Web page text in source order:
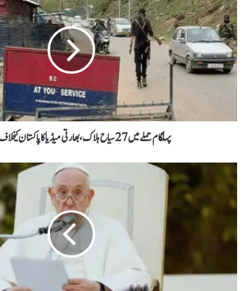
پہلگام حملے میں 27سیاح ہلاک ،بھارتی میڈیاکاپاکستان کیخلاف پروپیگنڈہ